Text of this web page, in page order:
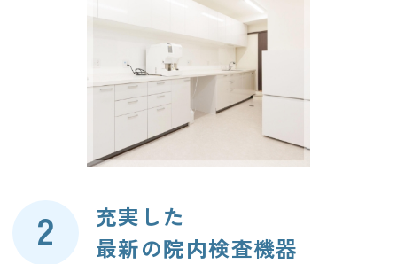
充実した
最新の院内検査機器